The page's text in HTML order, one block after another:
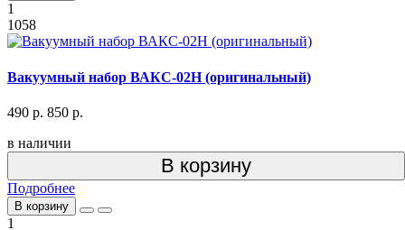
1
1058
Вакуумный набор ВАКС-02Н (оригинальный)
490 р. 850 р.
в наличии
В корзину
Подробнее
В корзину
1